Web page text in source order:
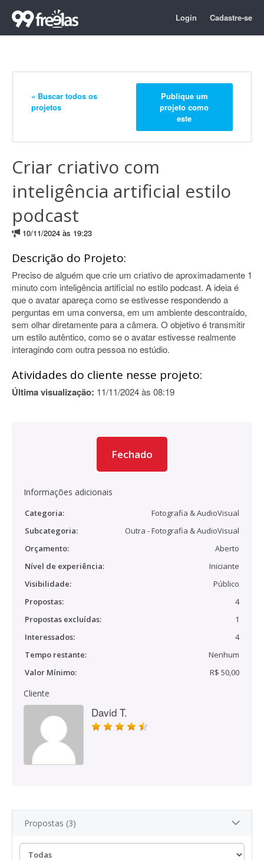
Login Cadastre-se
« Buscar todos os
projetos
Publique um
projeto como
este
Criar criativo com
inteligência artificial estilo
podcast
10/11/2024 às 19:23
Descrição do Projeto:
Preciso de alguém que crie um criativo de aproximadamente 1
minuto com inteligência artificial no estilo podcast. A ideia é
que o avatar apareça como se estivesse respondendo a
perguntas em uma conversa, em um ambiente descontraído,
sem olhar diretamente para a câmera. O objetivo é transmitir
um estilo autêntico, como se o avatar estivesse realmente
interagindo com outra pessoa no estúdio.
Atividades do cliente nesse projeto:
Última visualização: 11/11/2024 às 08:19
Fechado
Informações adicionais
Categoria:
Fotografia & AudioVisual
Subcategoria:
Outra - Fotografia & AudioVisual
Orçamento:
Aberto
Nível de experiência:
Iniciante
Visibilidade:
Público
Propostas:
4
Propostas excluídas:
1
Interessados:
4
Tempo restante:
Nenhum
Valor Mínimo:
R$ 50,00
Cliente
David T.
Propostas (3)